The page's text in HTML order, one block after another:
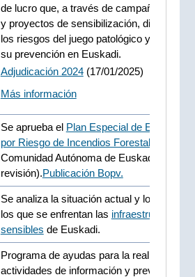
de lucro que, a través de campañas
y proyectos de sensibilización, divulgan
los riesgos del juego patológico y
su prevención en Euskadi.
Adjudicación 2024(17/01/2025)
Más información
Se aprueba el Plan Especial de
por Riesgo de Incendios Forestales
Comunidad Autónoma de Euskadi (tercera
revisión).Publicación Bopv.
Se analiza la situación actual y los
los que se enfrentan las infraestructuras
sensibles de Euskadi.
Programa de ayudas para la realización de
actividades de información y prevención